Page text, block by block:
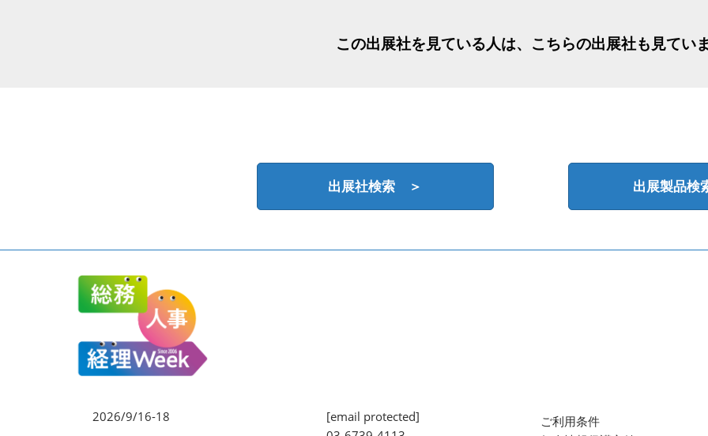
この出展社を見ている人は、こちらの出展社も見てい
出展社検索 ＞ 出展製品
2026/9/16-18
[email protected]
ご利用条件